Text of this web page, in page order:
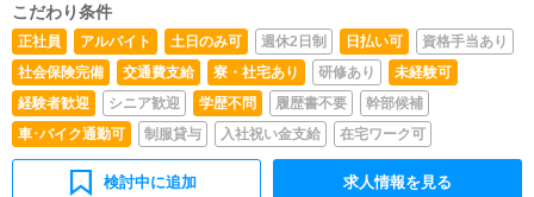
こだわり条件
正社員 アルバイト 土日のみ可 週休2日制 日払い可
資格手当あり
社会保険完備
交通費支給 寮・社宅あり 研修あり
未経験可
経験者歓迎
シニア歓迎 学歴不問 履歴書不要
幹部候補
車･バイク通勤可
制服貸与 入社祝い金支給 在宅ワーク可
検討中に追加 求人情報を見る